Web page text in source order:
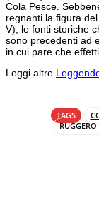
Cola Pesce.
regnanti la figura
V), le fonti storiche
sono precedenti ad
in cui pare che
Leggi altre
TAGS
RUGGERO